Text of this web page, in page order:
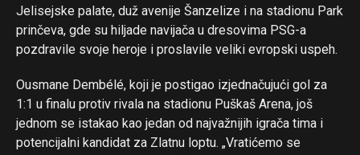
Jelisejske palate, duž avenije Šanzelize i na stadionu Park
prinčeva, gde su hiljade navijača u dresovima PSG-a
pozdravile svoje heroje i proslavile veliki evropski uspeh.
Ousmane Dembélé, koji je postigao izjednačujući gol za
1:1 u finalu protiv rivala na stadionu Puškaš Arena, još
jednom se istakao kao jedan od najvažnijih igrača tima i
potencijalni kandidat za Zlatnu loptu. „Vratićemo se